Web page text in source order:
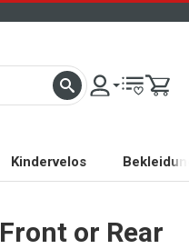
Kindervelos
or Rear